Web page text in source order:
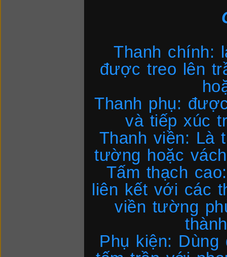
Thanh chính:
được treo lên
Thanh phụ:
và tiếp xúc
Thanh viền: Là
tường hoặc
Tấm thạch
liên kết với các
viền tường
Phụ kiện: